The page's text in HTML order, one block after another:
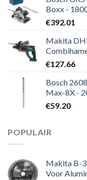
Boxx -
€392.01
Makita
€127.66
Bosch
Max-8X -
€59.20
POPULAIR
Makita B-
Voor